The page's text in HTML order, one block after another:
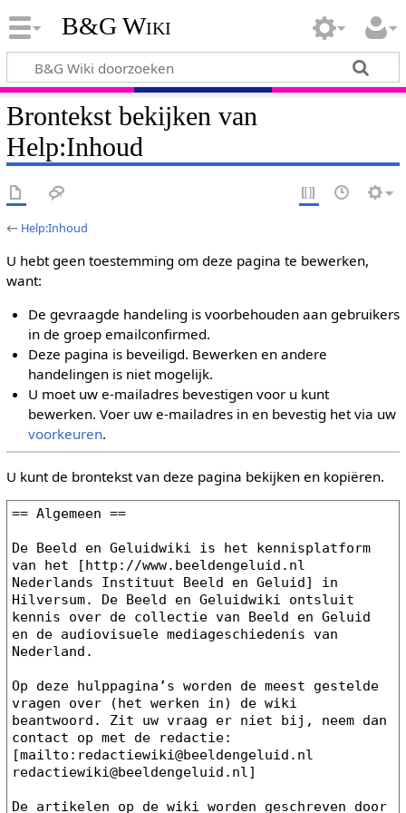
B&G Wiki
Brontekst bekijken van
Help:Inhoud
← Help:Inhoud
U hebt geen toestemming om deze pagina te bewerken,
want:
De gevraagde handeling is voorbehouden aan gebruikers
in de groep emailconfirmed.
Deze pagina is beveiligd. Bewerken en andere
handelingen is niet mogelijk.
U moet uw e-mailadres bevestigen voor u kunt
bewerken. Voer uw e-mailadres in en bevestig het via uw
voorkeuren.
U kunt de brontekst van deze pagina bekijken en kopiëren.